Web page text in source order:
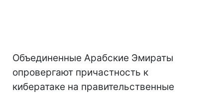
Объединенные Арабские Эмираты
опровергают причастность к
кибератаке на правительственные